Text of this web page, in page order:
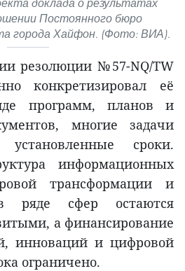
доклада о результатах
Постоянного бюро
города Хайфон. (Фото: ВИА).
резолюции №57-NQ/TW
конкретизировал её
программ, планов и
многие задачи
сроки.
информационных
трансформации и
ряде сфер остаются
а финансирование
инноваций и цифровой
ограничено.